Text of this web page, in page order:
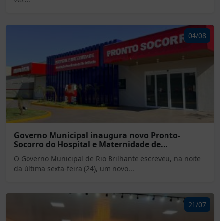
04/08
Governo Municipal inaugura novo Pronto-
Socorro do Hospital e Maternidade de...
O Governo Municipal de Rio Brilhante escreveu, na noite
da última sexta-feira (24), um novo...
21/07